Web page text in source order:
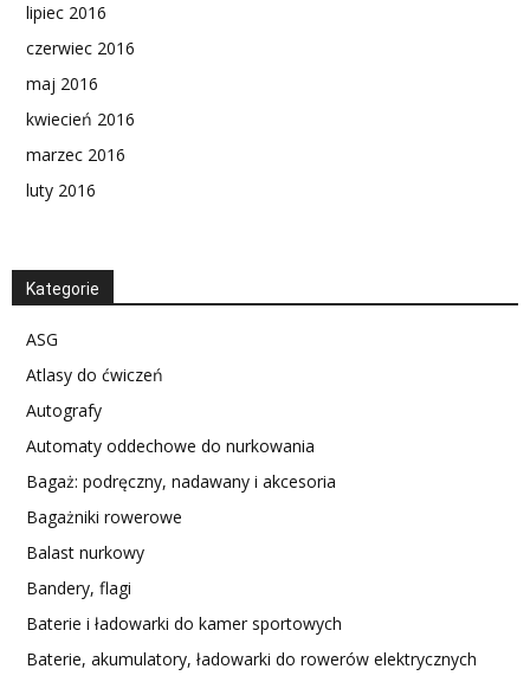
lipiec 2016
czerwiec 2016
maj 2016
kwiecień 2016
marzec 2016
luty 2016
Kategorie
ASG
Atlasy do ćwiczeń
Autografy
Automaty oddechowe do nurkowania
Bagaż: podręczny, nadawany i akcesoria
Bagażniki rowerowe
Balast nurkowy
Bandery, flagi
Baterie i ładowarki do kamer sportowych
Baterie, akumulatory, ładowarki do rowerów elektrycznych